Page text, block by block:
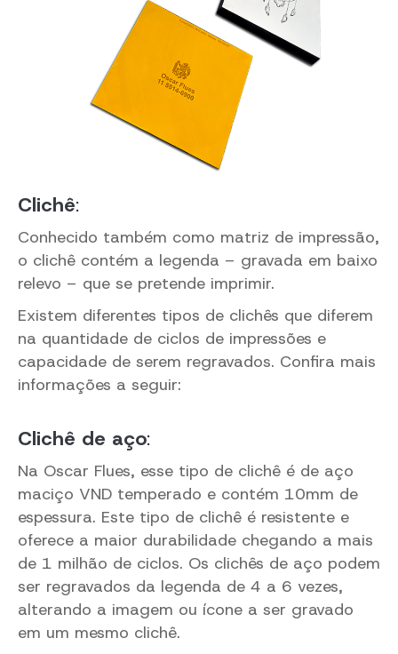
Clichê:
Conhecido também como matriz de impressão,
o clichê contém a legenda – gravada em baixo
relevo – que se pretende imprimir.
Existem diferentes tipos de clichês que diferem
na quantidade de ciclos de impressões e
capacidade de serem regravados. Confira mais
informações a seguir:
Clichê de aço:
Na Oscar Flues, esse tipo de clichê é de aço
maciço VND temperado e contém 10mm de
espessura. Este tipo de clichê é resistente e
oferece a maior durabilidade chegando a mais
de 1 milhão de ciclos. Os clichês de aço podem
ser regravados da legenda de 4 a 6 vezes,
alterando a imagem ou ícone a ser gravado
em um mesmo clichê.